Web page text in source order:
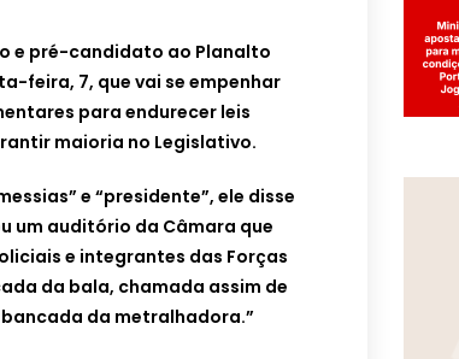
e pré-candidato ao Planalto
feira, 7, que vai se empenhar
para endurecer leis
maioria no Legislativo.
e “presidente”, ele disse
um auditório da Câmara que
e integrantes das Forças
da bala, chamada assim de
da metralhadora.”